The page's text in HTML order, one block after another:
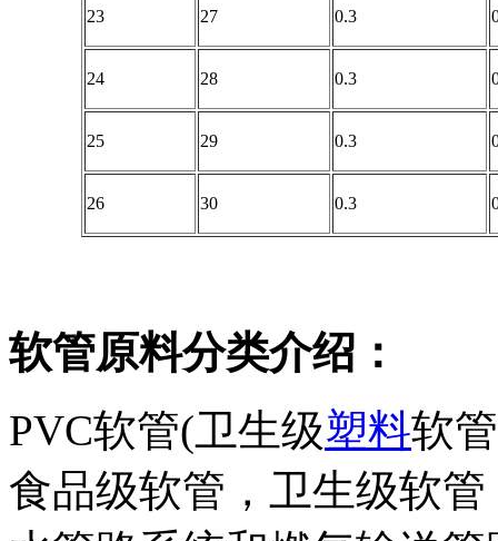
23 27 0.3
24 28 0.3
25 29 0.3
26 30 0.3
软管原料分类介绍 ：
PVC软管(卫生级塑料软
食品级软管，卫生级软